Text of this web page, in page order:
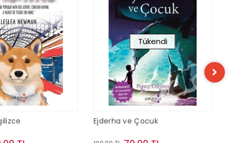
Tükendi
Ejderha ve Çocuk